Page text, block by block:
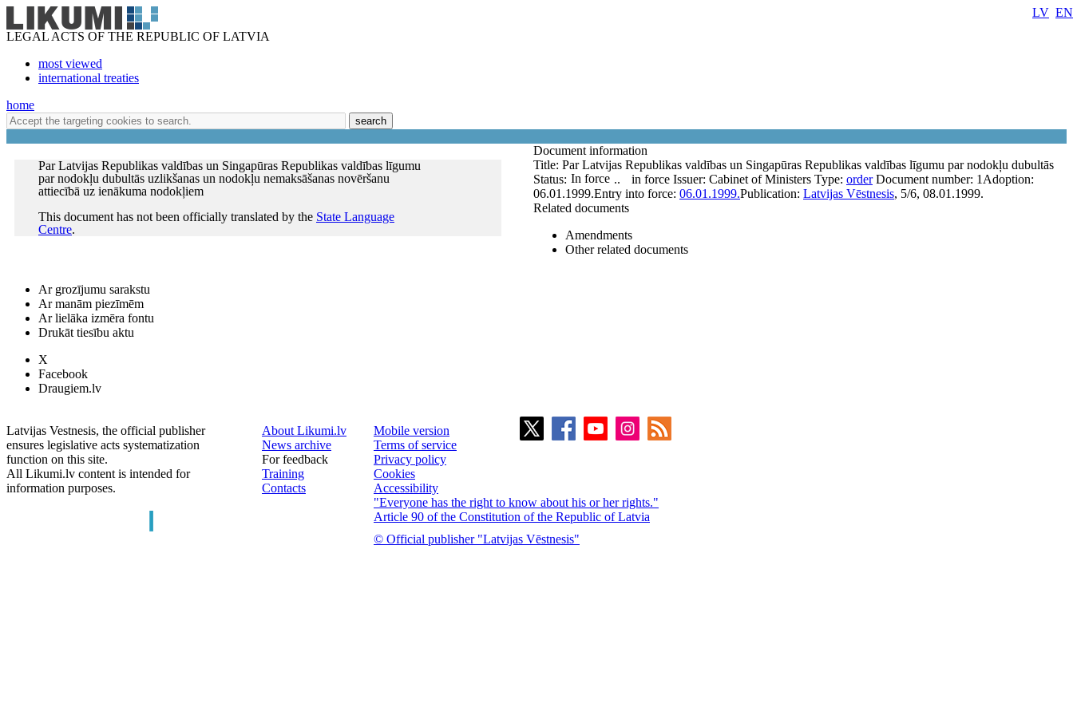
LEGAL ACTS OF THE REPUBLIC OF LATVIA
most viewed
international treaties
LV EN
home
search
Par Latvijas Republikas valdības un Singapūras Republikas valdības līgumu
par nodokļu dubultās uzlikšanas un nodokļu nemaksāšanas novēršanu
attiecībā uz ienākuma nodokļiem
This document has not been officially translated by the State Language
Centre.
Document information
Title: Par Latvijas Republikas valdības un Singapūras Republikas valdības līgumu par nodokļu dubultās
..
Status: In force in force Issuer: Cabinet of Ministers Type: order Document number: 1 Adoption:
06.01.1999.Entry into force: 06.01.1999.Publication: Latvijas Vēstnesis, 5/6, 08.01.1999.
Related documents
Amendments
Other related documents
Ar grozījumu sarakstu
Ar manām piezīmēm
Ar lielāka izmēra fontu
Drukāt tiesību aktu
X
Facebook
Draugiem.lv
Latvijas Vestnesis, the official publisher
ensures legislative acts systematization
function on this site.
All Likumi.lv content is intended for
information purposes.
About Likumi.lv
News archive
For feedback
Training
Contacts
Mobile version
Terms of service
Privacy policy
Cookies
Accessibility
"Everyone has the right to know about his or her rights."
Article 90 of the Constitution of the Republic of Latvia
© Official publisher "Latvijas Vēstnesis"